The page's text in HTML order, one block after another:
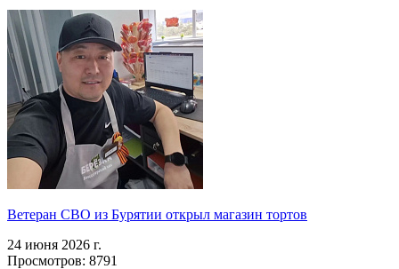
Ветеран СВО из Бурятии открыл магазин тортов
24 июня 2026 г.
Просмотров: 8791